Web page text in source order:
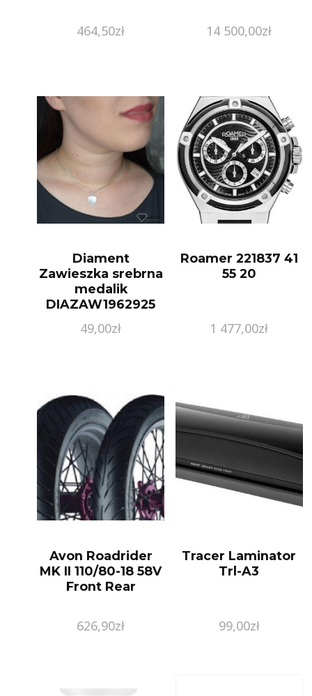
464,50zł 14 500,00zł
Diament
Zawieszka srebrna
medalik
DIAZAW1962925
49,00zł
Roamer 221837 41
55 20
1 477,00zł
Avon Roadrider
MK II 110/80-18 58V
Front Rear
626,90zł
Tracer Laminator
Trl-A3
99,00zł